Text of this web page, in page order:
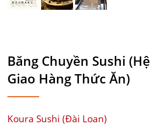
Băng Chuyền Sushi
Giao Hàng Thức Ăn)
Koura Sushi (Đài Loan)